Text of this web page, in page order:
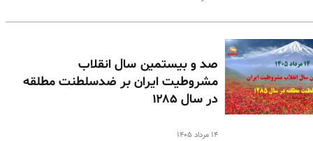
صد و بیستمین سال انقلاب
مشروطیت ایران بر ضدسلطنت مطلقه
در سال ۱۲۸۵
۱۴ مرداد ۱۴۰۵